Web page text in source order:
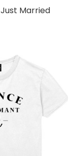
Married